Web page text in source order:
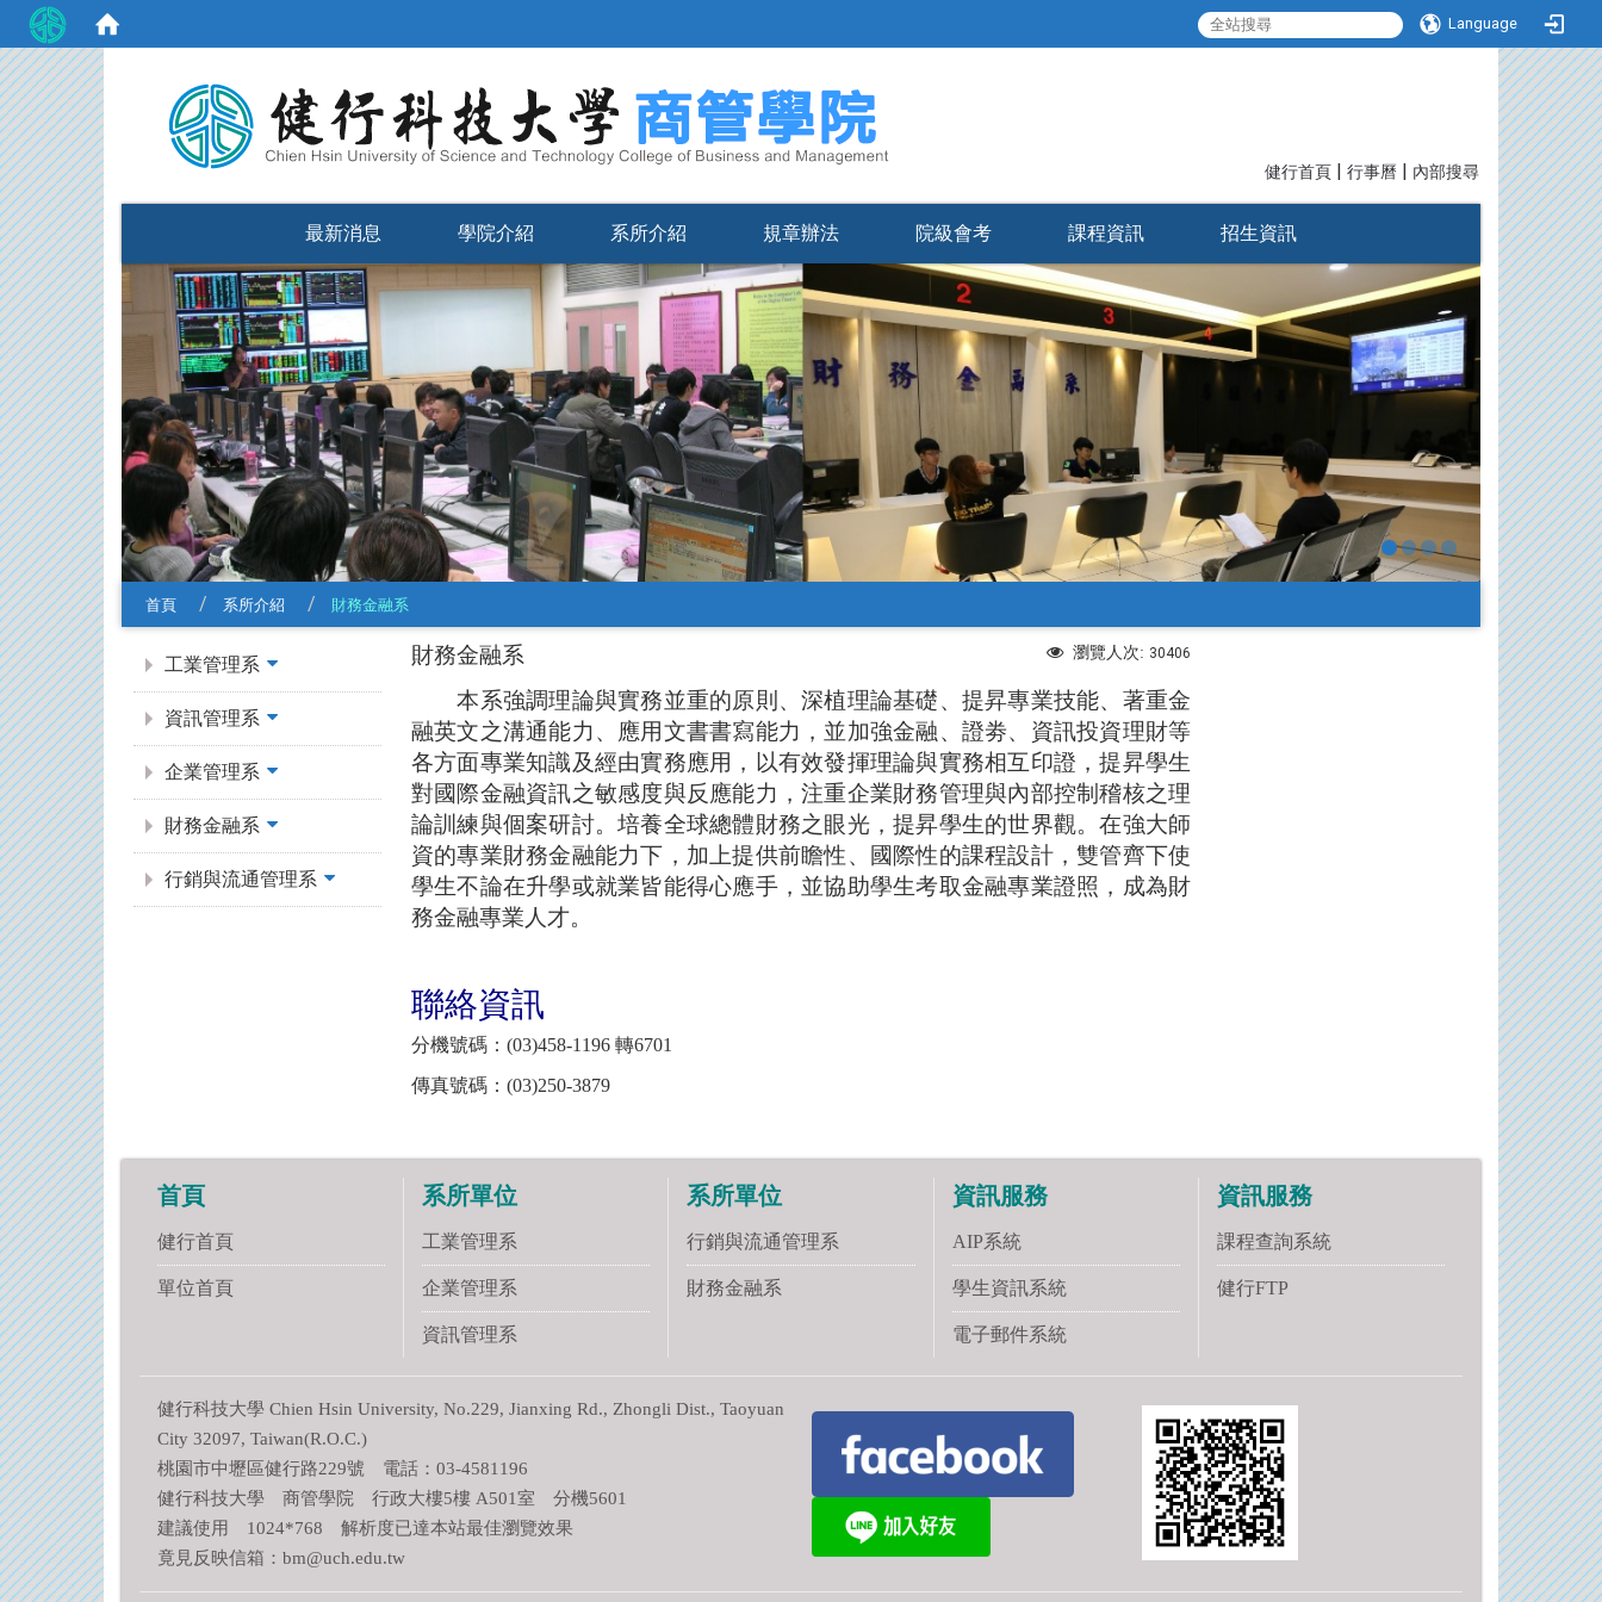
Language
健行首頁 | 行事曆 | 內部搜尋
最新消息 學院介紹 系所介紹 規章辦法 院級會考 課程資訊 招生資訊
首頁 系所介紹 財務金融系
工業管理系
資訊管理系
企業管理系
財務金融系
行銷與流通管理系
瀏覽人次: 30406
財務金融系
本系強調理論與實務並重的原則、深植理論基礎、提昇專業技能、著重金
融英文之溝通能力、應用文書書寫能力，並加強金融、證劵、資訊投資理財等
各方面專業知識及經由實務應用，以有效發揮理論與實務相互印證，提昇學生
對國際金融資訊之敏感度與反應能力，注重企業財務管理與內部控制稽核之理
論訓練與個案研討。培養全球總體財務之眼光，提昇學生的世界觀。在強大師
資的專業財務金融能力下，加上提供前瞻性、國際性的課程設計，雙管齊下使
學生不論在升學或就業皆能得心應手，並協助學生考取金融專業證照，成為財
務金融專業人才。
聯絡資訊
分機號碼：(03)458-1196 轉6701
傳真號碼：(03)250-3879
首頁
健行首頁
單位首頁
系所單位
工業管理系
企業管理系
資訊管理系
系所單位
行銷與流通管理系
財務金融系
資訊服務
AIP系統
學生資訊系統
電子郵件系統
資訊服務
課程查詢系統
健行FTP
健行科技大學 Chien Hsin University, No.229, Jianxing Rd., Zhongli Dist., Taoyuan
City 32097, Taiwan(R.O.C.)
桃園市中壢區健行路229號 電話：03-4581196
健行科技大學 商管學院 行政大樓5樓 A501室 分機5601
建議使用 1024*768 解析度已達本站最佳瀏覽效果
竟見反映信箱：bm@uch.edu.tw